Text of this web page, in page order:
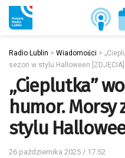
Radio Lublin > Wiadomości >
sezon w stylu Halloween [ZDJĘCIA]
„Cieplutka”
humor. Morsy
stylu
26 października 2025 / 17:52